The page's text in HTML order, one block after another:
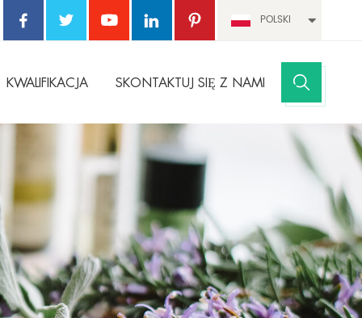
POLSKI
KWALIFIKACJA SKONTAKTUJ SIĘ Z NAMI